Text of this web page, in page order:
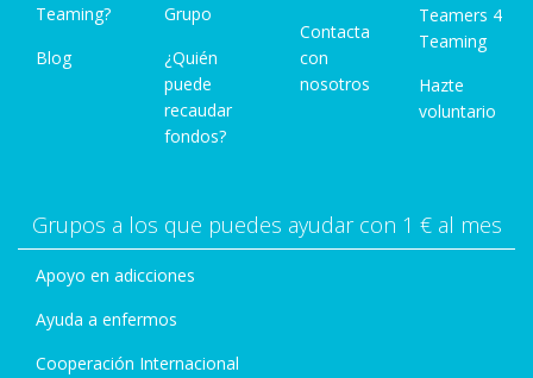
Teaming?
Blog
Grupo
¿Quién
puede
recaudar
fondos?
Contacta
con
nosotros
Teamers 4
Teaming
Hazte
voluntario
Grupos a los que puedes ayudar con 1 € al mes
Apoyo en adicciones
Ayuda a enfermos
Cooperación Internacional